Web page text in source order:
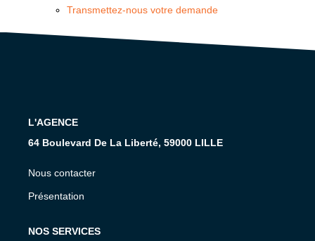
Transmettez-nous votre demande
L'AGENCE
64 Boulevard De La Liberté, 59000 LILLE
Nous contacter
Présentation
NOS SERVICES